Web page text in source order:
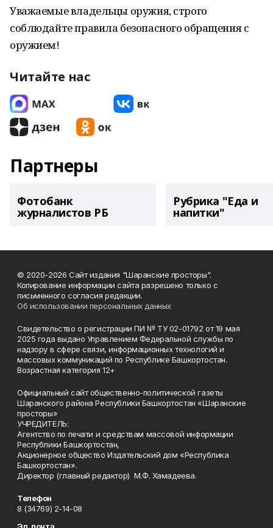
Уважаемые владельцы оружия, строго
соблюдайте правила безопасного обращения с
оружием!
Читайте нас
Партнеры
Фотобанк
журналистов РБ
Рубрика "Еда и
напитки"
© 2020-2026 Сайт издания "Шаранские просторы".
Копирование информации сайта разрешено только с
письменного согласия редакции.
Об использовании персональных данных
Свидетельство о регистрации ПИ № ТУ 02-01792 от 19 мая
2025 года выдано Управлением Федеральной службы по
надзору в сфере связи, информационных технологий и
массовых коммуникаций по Республике Башкортостан.
Возрастная категория 12+
Официальный сайт общественно-политической газеты
Шаранского района Республики Башкортостан «Шаранские
просторы»
УЧРЕДИТЕЛЬ:
Агентство по печати и средствам массовой информации
Республики Башкортостан,
Акционерное общество Издательский дом «Республика
Башкортостан».
Директор (главный редактор) М.Ф. Хамадеева.
Телефон
8 (34769) 2-14-08
Эл. почта